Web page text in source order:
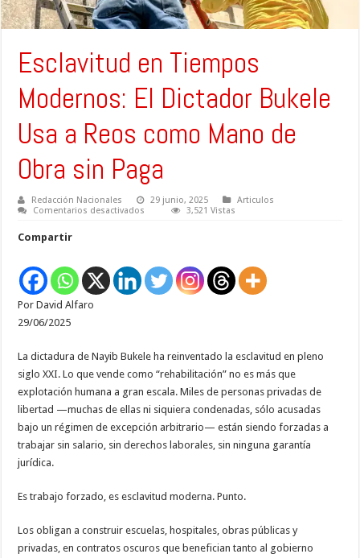
Esclavitud en Tiempos
Modernos: El Dictador Bukele
Usa a Reos como Mano de
Obra sin Paga
Redacción Nacionales 29 junio, 2025
Articulos
Comentarios desactivados
Dictador
Bukele
Usa
Obra
Paga
3,521 Vistas
Compartir
Por David Alfaro
29/06/2025
La dictadura de Nayib Bukele ha reinventado la esclavitud en pleno
siglo XXI. Lo que vende como “rehabilitación” no es más que
explotación humana a gran escala. Miles de personas privadas de
libertad —muchas de ellas ni siquiera condenadas, sólo acusadas
bajo un régimen de excepción arbitrario— están siendo forzadas a
trabajar sin salario, sin derechos laborales, sin ninguna garantía
jurídica.
Es trabajo forzado, es esclavitud moderna. Punto.
Los obligan a construir escuelas, hospitales, obras públicas y
privadas, en contratos oscuros que benefician tanto al gobierno